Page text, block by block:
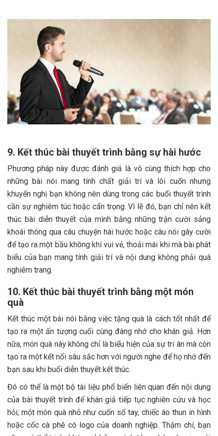
9. Kết thúc bài thuyết trình bằng sự hài hước
Phương pháp này được đánh giá là vô cùng thích hợp cho
những bài nói mang tính chất giải trí và lôi cuốn nhưng
khuyến nghị bạn không nên dùng trong các buổi thuyết trình
cần sự nghiêm túc hoặc cẩn trọng. Vì lẽ đó, bạn chỉ nên kết
thúc bài diễn thuyết của mình bằng những trận cười sảng
khoái thông qua câu chuyện hài hước hoặc câu nói gây cười
để tạo ra một bầu không khí vui vẻ, thoải mái khi mà bài phát
biểu của bạn mang tính giải trí và nội dung không phải quá
nghiêm trang.
10. Kết thúc bài thuyết trình bằng một món
quà
Kết thúc một bài nói bằng việc tặng quà là cách tốt nhất để
tạo ra một ấn tượng cuối cùng đáng nhớ cho khán giả. Hơn
nữa, món quà này không chỉ là biểu hiện của sự tri ân mà còn
tạo ra một kết nối sâu sắc hơn với người nghe để họ nhớ đến
bạn sau khi buổi diễn thuyết kết thúc.
Đó có thể là một bộ tài liệu phổ biến liên quan đến nội dung
của bài thuyết trình để khán giả tiếp tục nghiên cứu và học
hỏi; một món quà nhỏ như cuốn sổ tay, chiếc áo thun in hình
hoặc cốc cà phê có logo của doanh nghiệp. Thậm chí, bạn